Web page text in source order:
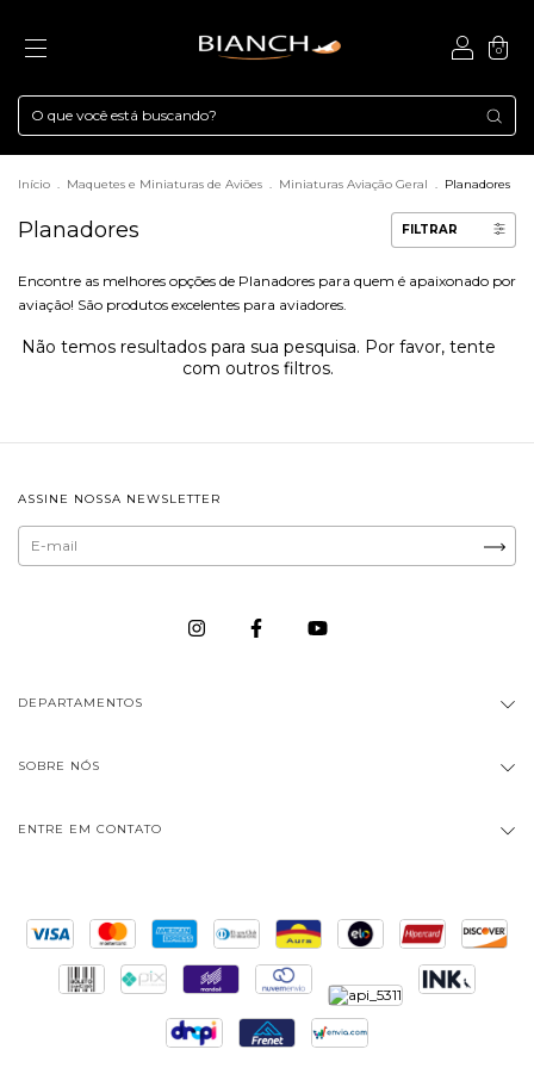
0
Início . Maquetes e Miniaturas de Aviões . Miniaturas Aviação Geral . Planadores
Planadores FILTRAR
Encontre as melhores opções de Planadores para quem é apaixonado por
aviação! São produtos excelentes para aviadores.
Não temos resultados para sua pesquisa. Por favor, tente
com outros filtros.
ASSINE NOSSA NEWSLETTER
DEPARTAMENTOS
SOBRE NÓS
ENTRE EM CONTATO